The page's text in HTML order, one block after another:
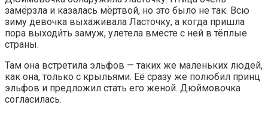
замёрзла и казалась мёртвой, но это было не так. Всю
зиму девочка выхаживала Ласточку, а когда пришла
пора выходи́ть замуж, улетела вместе с ней в тёплые
страны.
Там она встретила эльфов — таких же маленьких людей,
как она, только с крыльями. Её сразу же полюбил принц
эльфов и предложил стать его женой. Дюймовочка
согласилась.